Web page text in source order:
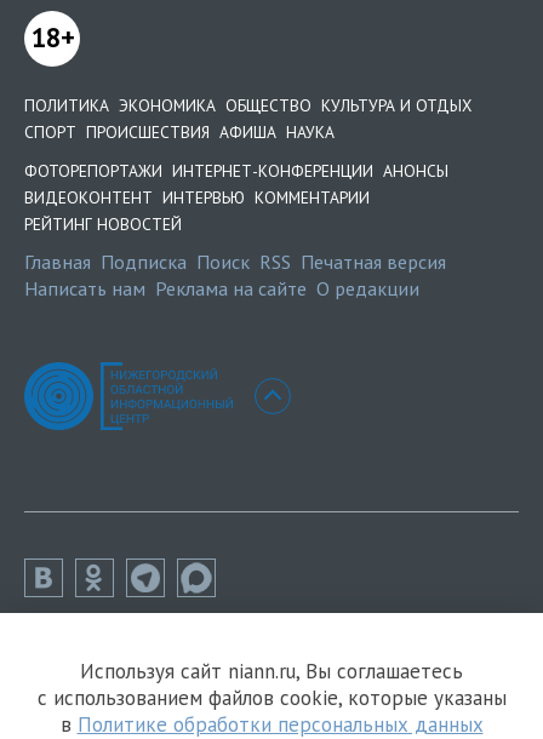
18+
ПОЛИТИКА ЭКОНОМИКА ОБЩЕСТВО КУЛЬТУРА И ОТДЫХ
СПОРТ ПРОИСШЕСТВИЯ АФИША НАУКА
ФОТОРЕПОРТАЖИ ИНТЕРНЕТ-КОНФЕРЕНЦИИ АНОНСЫ
ВИДЕОКОНТЕНТ ИНТЕРВЬЮ КОММЕНТАРИИ
РЕЙТИНГ НОВОСТЕЙ
Главная Подписка Поиск RSS Печатная версия
Написать нам Реклама на сайте О редакции
Используя сайт niann.ru, Вы соглашаетесь
с использованием файлов cookie, которые указаны
в Политике обработки персональных данных